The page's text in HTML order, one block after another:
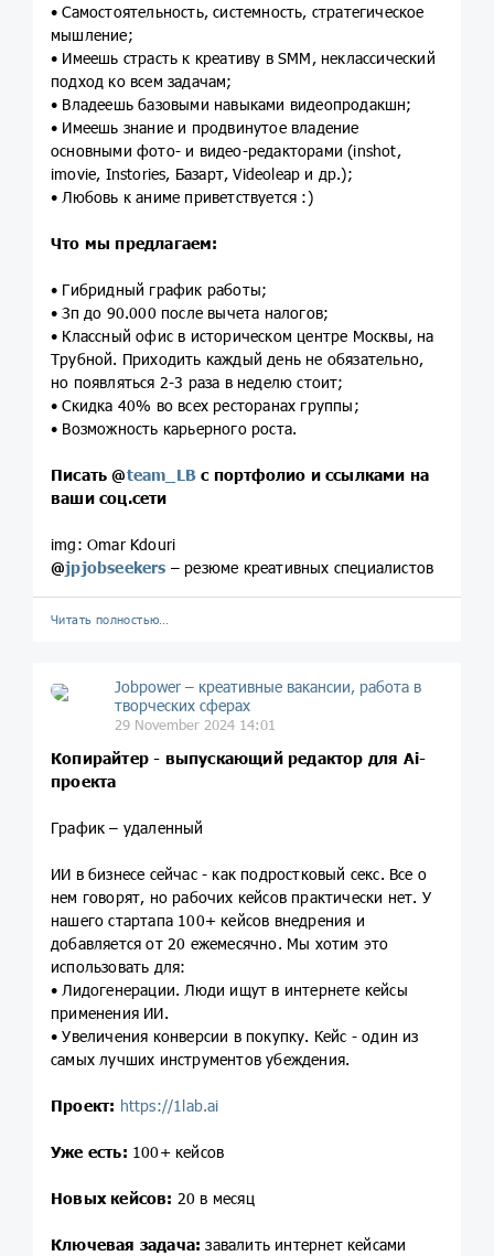
• Самостоятельность, системность, стратегическое
мышление;
• Имеешь страсть к креативу в SMM, неклассический
подход ко всем задачам;
• Владеешь базовыми навыками видеопродакшн;
• Имеешь знание и продвинутое владение
основными фото- и видео-редакторами (inshot,
imovie, Instories, Базарт, Videoleap и др.);
• Любовь к аниме приветствуется :)
Что мы предлагаем:
• Гибридный график работы;
• Зп до 90.000 после вычета налогов;
• Классный офис в историческом центре Москвы, на
Трубной. Приходить каждый день не обязательно,
но появляться 2-3 раза в неделю стоит;
• Скидка 40% во всех ресторанах группы;
• Возможность карьерного роста.
Писать@team_LB с портфолио и ссылками на
ваши соц.сети
img: Omar Kdouri
@jpjobseekers – резюме креативных специалистов
Читать полностью…
Jobpower – креативные вакансии, работа в
творческих сферах
29 November 2024 14:01
Копирайтер - выпускающий редактор для Ai-
проекта
График – удаленный
ИИ в бизнесе сейчас - как подростковый секс. Все о
нем говорят, но рабочих кейсов практически нет. У
нашего стартапа 100+ кейсов внедрения и
добавляется от 20 ежемесячно. Мы хотим это
использовать для:
• Лидогенерации. Люди ищут в интернете кейсы
применения ИИ.
• Увеличения конверсии в покупку. Кейс - один из
самых лучших инструментов убеждения.
Проект: https://1lab.ai
Уже есть: 100+ кейсов
Новых кейсов: 20 в месяц
Ключевая задача: завалить интернет кейсами